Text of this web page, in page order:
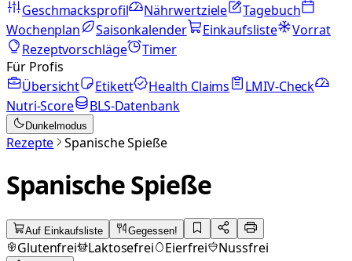
Geschmacksprofil
Nährwertziele
Tagebuch
Wochenplan
Saisonkalender Einkaufsliste
Vorrat
Rezeptvorschläge
Timer
Für Profis
Übersicht
Etikett Health Claims
LMIV-Check
Nutri-Score
BLS-Datenbank
Dunkelmodus
Rezepte Spanische Spieße
Spanische Spieße
Auf Einkaufsliste Gegessen!
Glutenfrei Laktosefrei Eierfrei Nussfrei